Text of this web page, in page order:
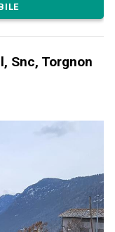
Snc, Torgnon